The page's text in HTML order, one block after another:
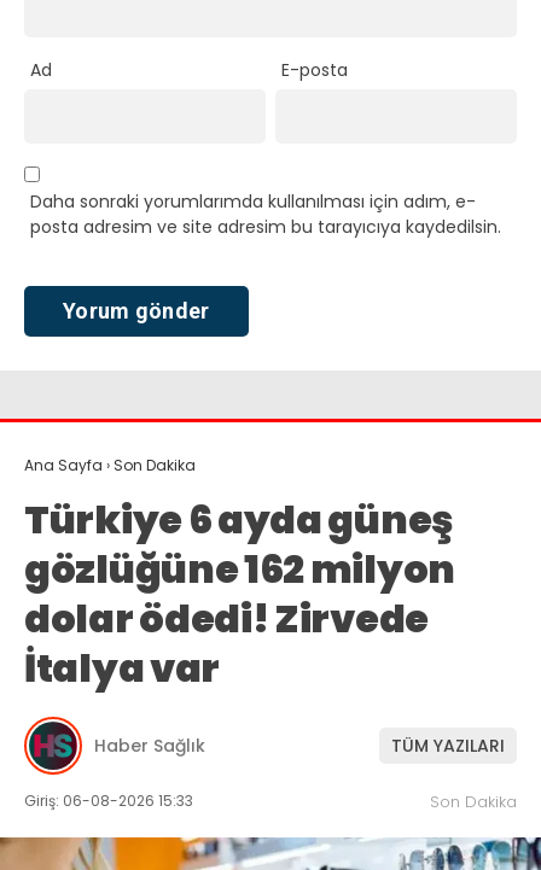
Ad E-posta
Daha sonraki yorumlarımda kullanılması için adım, e-
posta adresim ve site adresim bu tarayıcıya kaydedilsin.
Ana Sayfa › Son Dakika
Türkiye 6 ayda güneş
gözlüğüne 162 milyon
dolar ödedi! Zirvede
İtalya var
Haber Sağlık TÜM YAZILARI
Giriş: 06-08-2026 15:33 Son Dakika